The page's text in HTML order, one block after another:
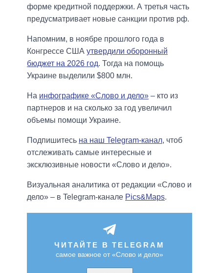
форме кредитной поддержки. А третья часть
предусматривает новые санкции против рф.
Напомним, в ноябре прошлого года в
Конгрессе США утвердили оборонный
бюджет на 2026 год. Тогда на помощь
Украине выделили $800 млн.
На инфографике «Слово и дело» – кто из
партнеров и на сколько за год увеличил
объемы помощи Украине.
Подпишитесь на наш Telegram-канал, чтоб
отслеживать самые интересные и
эксклюзивные новости «Слово и дело».
Визуальная аналитика от редакции «Слово и
дело» – в Telegram-канале Pics&Maps.
ЧИТАЙТЕ В TELEGRAM
самое важное от «Слово и дело»